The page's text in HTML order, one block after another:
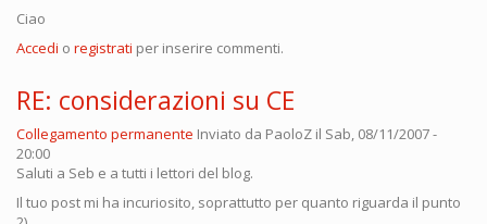
Ciao
Accedi o registrati per inserire commenti.
RE: considerazioni su CE
Collegamento permanente Inviato da PaoloZ il Sab, 08/11/2007 -
20:00
Saluti a Seb e a tutti i lettori del blog.
Il tuo post mi ha incuriosito, soprattutto per quanto riguarda il punto